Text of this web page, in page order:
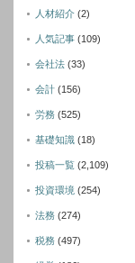
人材紹介 (2)
人気記事 (109)
会社法 (33)
会計 (156)
労務 (525)
基礎知識 (18)
投稿一覧 (2,109)
投資環境 (254)
法務 (274)
税務 (497)